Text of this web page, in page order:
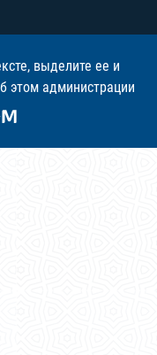
выделите ее и
этом администрации